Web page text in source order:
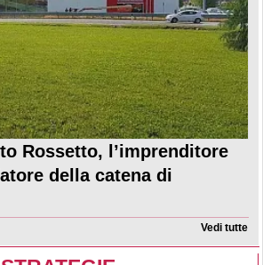
Rossetto, l’imprenditore
della catena di
Vedi tutte